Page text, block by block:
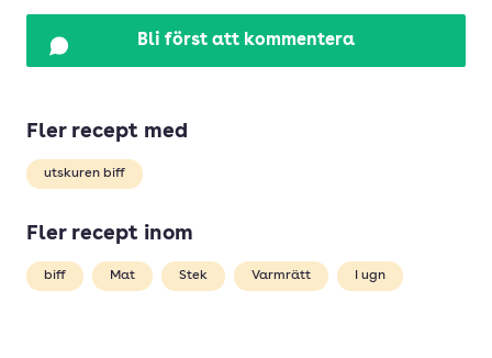
Bli först att kommentera
Fler recept med
utskuren biff
Fler recept inom
biff Mat Stek Varmrätt I ugn